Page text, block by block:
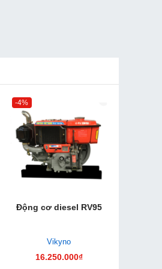
-4%
Động cơ diesel RV95
Vikyno
16.250.000₫